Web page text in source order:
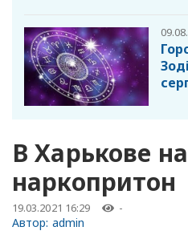
В Харькове
наркопритон
19.03.2021 16:29 -
Автор: admin